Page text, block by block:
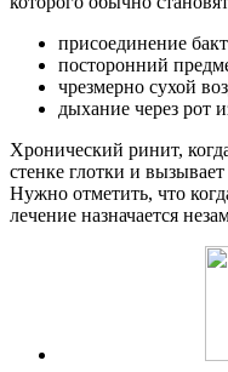
присоединение
посторонний
чрезмерно сухой
дыхание через рот
Хронический ринит,
стенке глотки и
Нужно отметить, что
лечение назначается